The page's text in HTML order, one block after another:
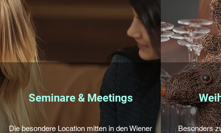
Seminare & Meetings
Die besondere Location mitten in den Wiener
Besonders